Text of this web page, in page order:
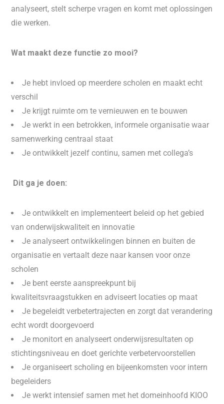
analyseert, stelt scherpe vragen en komt met oplossingen
die werken.
Wat maakt deze functie zo mooi?
Je hebt invloed op meerdere scholen en maakt echt
verschil
Je krijgt ruimte om te vernieuwen en te bouwen
Je werkt in een betrokken, informele organisatie waar
samenwerking centraal staat
Je ontwikkelt jezelf continu, samen met collega’s
Dit ga je doen:
Je ontwikkelt en implementeert beleid op het gebied
van onderwijskwaliteit en innovatie
Je analyseert ontwikkelingen binnen en buiten de
organisatie en vertaalt deze naar kansen voor onze
scholen
Je bent eerste aanspreekpunt bij
kwaliteitsvraagstukken en adviseert locaties op maat
Je begeleidt verbetertrajecten en zorgt dat verandering
echt wordt doorgevoerd
Je monitort en analyseert onderwijsresultaten op
stichtingsniveau en doet gerichte verbetervoorstellen
Je organiseert scholing en bijeenkomsten voor intern
begeleiders
Je werkt intensief samen met het domeinhoofd KIOO